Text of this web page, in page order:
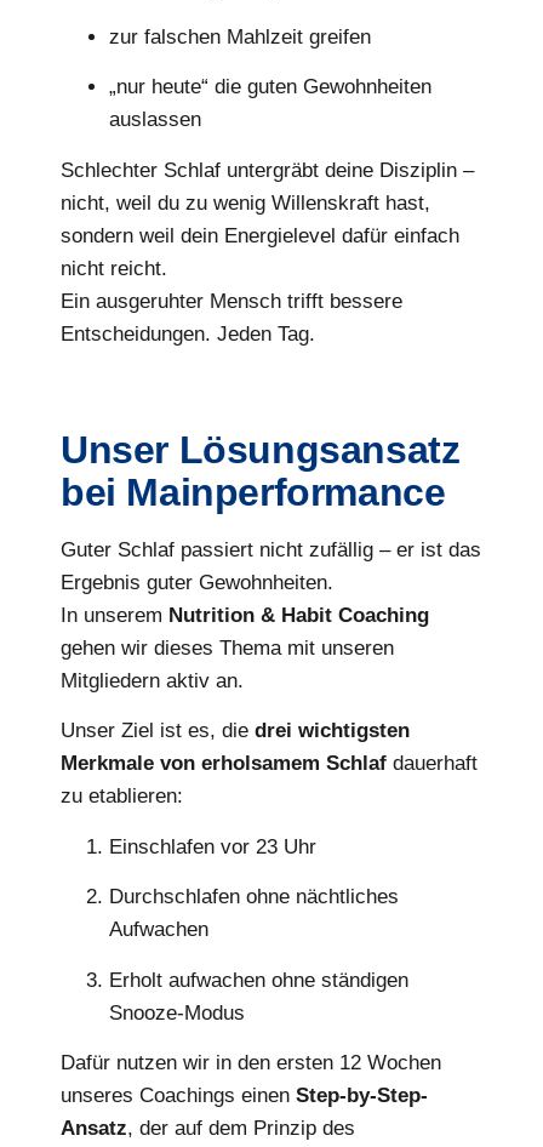
zur falschen Mahlzeit greifen
„nur heute“ die guten Gewohnheiten
auslassen
Schlechter Schlaf untergräbt deine Disziplin –
nicht, weil du zu wenig Willenskraft hast,
sondern weil dein Energielevel dafür einfach
nicht reicht.
Ein ausgeruhter Mensch trifft bessere
Entscheidungen. Jeden Tag.
Unser Lösungsansatz
bei Mainperformance
Guter Schlaf passiert nicht zufällig – er ist das
Ergebnis guter Gewohnheiten.
In unserem Nutrition & Habit Coaching
gehen wir dieses Thema mit unseren
Mitgliedern aktiv an.
Unser Ziel ist es, die drei wichtigsten
Merkmale von erholsamem Schlaf dauerhaft
zu etablieren:
Einschlafen vor 23 Uhr
Durchschlafen ohne nächtliches
Aufwachen
Erholt aufwachen ohne ständigen
Snooze-Modus
Dafür nutzen wir in den ersten 12 Wochen
unseres Coachings einen Step-by-Step-
Ansatz, der auf dem Prinzip des